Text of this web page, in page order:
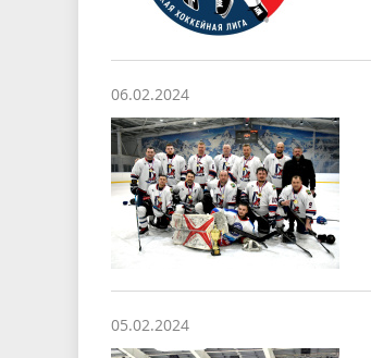
06.02.2024
05.02.2024